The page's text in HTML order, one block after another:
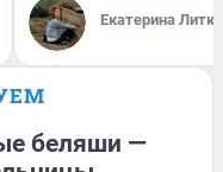
Екатерина
беляши —